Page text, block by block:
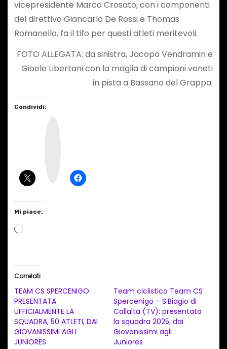
vicepresidente Marco Crosato, con i componenti
del direttivo Giancarlo De Rossi e Thomas
Romanello, fa il tifo per questi atleti meritevoli.
FOTO ALLEGATA: da sinistra, Jacopo Vendramin e
Gioele Libertani con la maglia di campioni veneti
in pista a Bassano del Grappa.
Condividi:
Mi piace:
C
a
m
e
n
Correlati
TEAM CS SPERCENIGO:
PRESENTATA
UFFICIALMENTE LA
SQUADRA, 50 ATLETI, DAI
GIOVANISSIMI AGLI
JUNIORES
Team ciclistico Team CS
Spercenigo – S.Biagio di
Callalta (TV): presentata
la squadra 2025, dai
Giovanissimi agli
Juniores